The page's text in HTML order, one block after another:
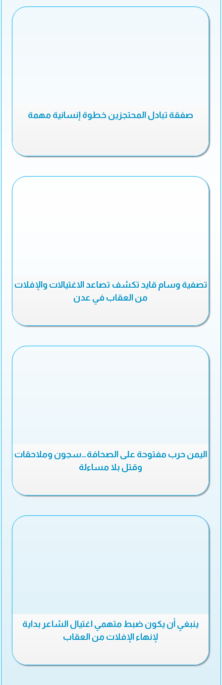
صفقة تبادل المحتجزين خطوة إنسانية مهمة
تصفية وسام قايد تكشف تصاعد الاغتيالات والإفلات
من العقاب في عدن
اليمن حرب مفتوحة على الصحافة…سجون وملاحقات
وقتل بلا مساءلة
ينبغي أن يكون ضبط متهمي اغتيال الشاعر بداية
لإنهاء الإفلات من العقاب